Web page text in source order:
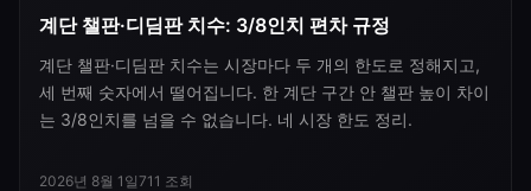
계단 챌판·디딤판 치수: 3/8인치 편차 규정
계단 챌판·디딤판 치수는 시장마다 두 개의 한도로 정해지고,
세 번째 숫자에서 떨어집니다. 한 계단 구간 안 챌판 높이 차이
는 3/8인치를 넘을 수 없습니다. 네 시장 한도 정리.
2026년 8월 1일711 조회